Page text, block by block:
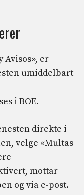
Avisos», er
umiddelbart
i BOE.
direkte i
velge «Multas
mottar
og via e-post.